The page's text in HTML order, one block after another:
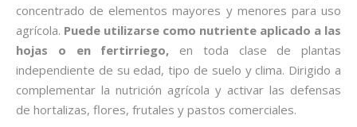
concentrado de elementos mayores y menores para uso
agrícola. Puede utilizarse como nutriente aplicado a las
hojas o en fertirriego, en toda clase de plantas
independiente de su edad, tipo de suelo y clima. Dirigido a
complementar la nutrición agrícola y activar las defensas
de hortalizas, flores, frutales y pastos comerciales.